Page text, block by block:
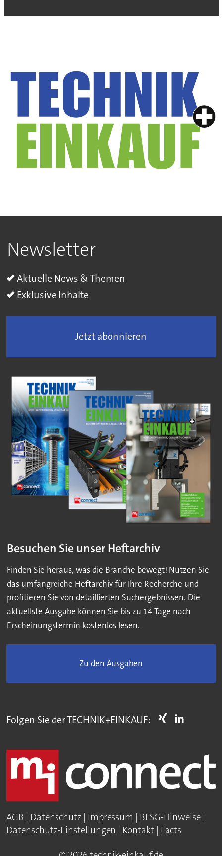
Newsletter
Aktuelle News & Themen
Exklusive Inhalte
Jetzt abonnieren
Besuchen Sie unser Heftarchiv
Finden Sie heraus, was die Branche bewegt! Nutzen Sie
das umfangreiche Heftarchiv für Ihre Recherche und
profitieren Sie von detaillierten Suchergebnissen. Die
aktuellste Ausgabe können Sie bis zu 14 Tage nach
Erscheinungstermin kostenlos lesen.
Zu den Ausgaben
Folgen Sie der TECHNIK+EINKAUF:
AGB | Datenschutz | Impressum | BFSG-Hinweise |
Datenschutz-Einstellungen | Kontakt | Facts